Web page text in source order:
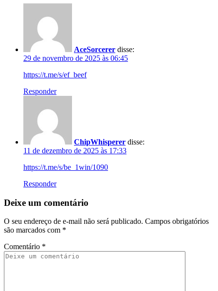
AceSorcerer disse:
29 de novembro de 2025 às 06:45
https://t.me/s/ef_beef
Responder
ChipWhisperer disse:
11 de dezembro de 2025 às 17:33
https://t.me/s/be_1win/1090
Responder
Deixe um comentário
O seu endereço de e-mail não será publicado. Campos obrigatórios
são marcados com *
Comentário *